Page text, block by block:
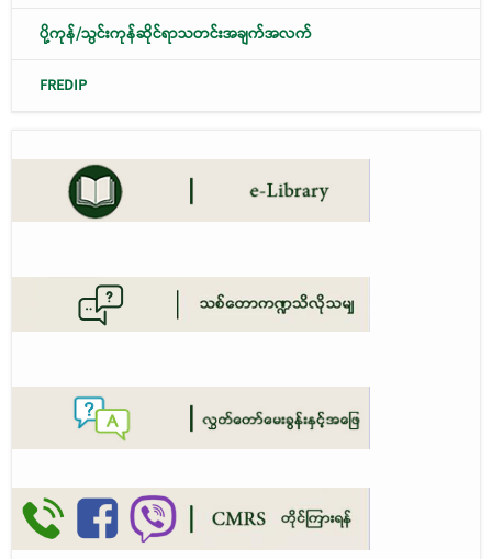
ပို့ကုန်/သွင်းကုန်ဆိုင်ရာသတင်းအချက်အလက်
FREDIP